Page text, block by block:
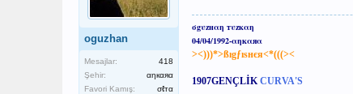
oguzhan
Mesajlar:
418
Şehir:
αηкαяα
Favori Kamış:
σℓтα
σgυzнαη тυzкαη
04/04/1992-αηкαяα
><)))*>ßıgƒıѕнєя<*(((><
1907GENÇLİK CURVA'S